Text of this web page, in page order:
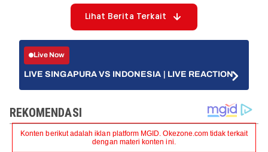
Lihat Berita Terkait
Live Now
LIVE SINGAPURA VS INDONESIA | LIVE REACTION